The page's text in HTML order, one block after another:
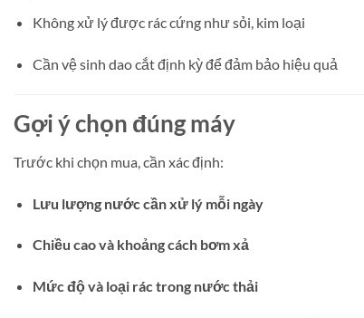
Không xử lý được rác cứng như sỏi, kim loại
Cần vệ sinh dao cắt định kỳ để đảm bảo hiệu quả
Gợi ý chọn đúng máy
Trước khi chọn mua, cần xác định:
Lưu lượng nước cần xử lý mỗi ngày
Chiều cao và khoảng cách bơm xả
Mức độ và loại rác trong nước thải